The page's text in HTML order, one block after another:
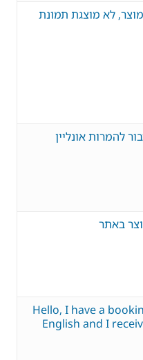
לא מוצגת תמונת
להמרות אונליין
באתר
Hello, I have a
English and I